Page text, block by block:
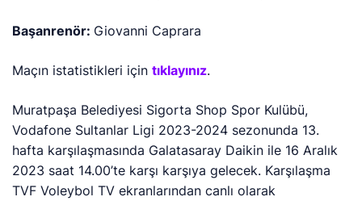
Başanrenör: Giovanni Caprara
Maçın istatistikleri içintıklayınız.
Muratpaşa Belediyesi Sigorta Shop Spor Kulübü,
Vodafone Sultanlar Ligi 2023-2024 sezonunda 13.
hafta karşılaşmasında Galatasaray Daikin ile 16 Aralık
2023 saat 14.00’te karşı karşıya gelecek. Karşılaşma
TVF Voleybol TV ekranlarından canlı olarak